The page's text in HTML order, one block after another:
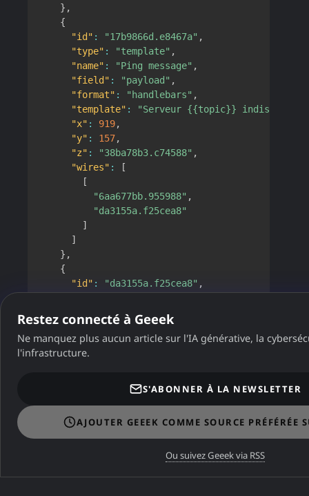
} ,
{
"id" : "17b9866d.e8467a" ,
"type" : "template" ,
"name" : "Ping message" ,
"field" : "payload" ,
"format" : "handlebars" ,
"template" :
"Serveur {{topic}}
"x" : 919,
"y" : 157,
"z" : "38ba78b3.c74588" ,
"wires" :
[
[
"6aa677bb.955988" ,
"da3155a.f25cea8"
]
]
} ,
{
"id" : "da3155a.f25cea8" ,
: "smtp.gmail.com"
"port": "465",
"name": "xx",
"dname"
},
"7490e004.8b6f2",
Restez connecté à Geeek
Ne manquez plus aucun article sur l'IA générative, la
l'infrastructure.
S'ABONNER À LA NEWSLETTER
AJOUTER GEEEK COMME SOURCE PRÉFÉRÉE
Ou suivez Geeek via RSS